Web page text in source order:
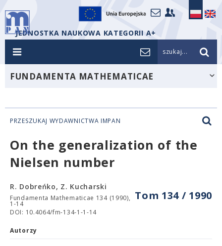
JEDNOSTKA NAUKOWA KATEGORII A+
szukaj...
FUNDAMENTA MATHEMATICAE
PRZESZUKAJ WYDAWNICTWA IMPAN
On the generalization of the
Nielsen number
Tom 134 / 1990
R. Dobreńko, Z. Kucharski
Fundamenta Mathematicae 134 (1990),
1-14
DOI: 10.4064/fm-134-1-1-14
Autorzy